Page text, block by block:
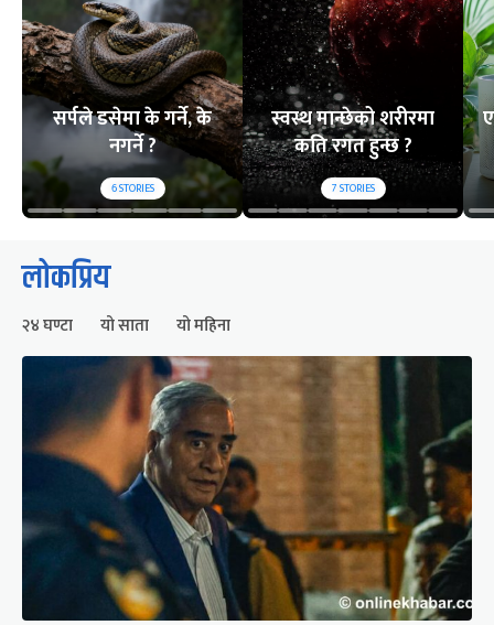
सर्पले डसेमा के गर्ने, के
नगर्ने ?
6STORIES
स्वस्थ मान्छेको शरीरमा
कति रगत हुन्छ ?
7STORIES
लोकप्रिय
२४ घण्टा यो साता यो महिना